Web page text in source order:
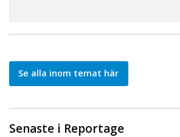
Se alla inom temat här
Senaste i Reportage